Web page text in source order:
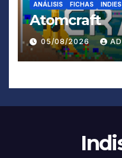
ANÁLISIS FICHAS INDIES
Atomcraft
05/08/2026